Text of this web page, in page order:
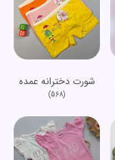
شورت دخترانه عمده
(568)